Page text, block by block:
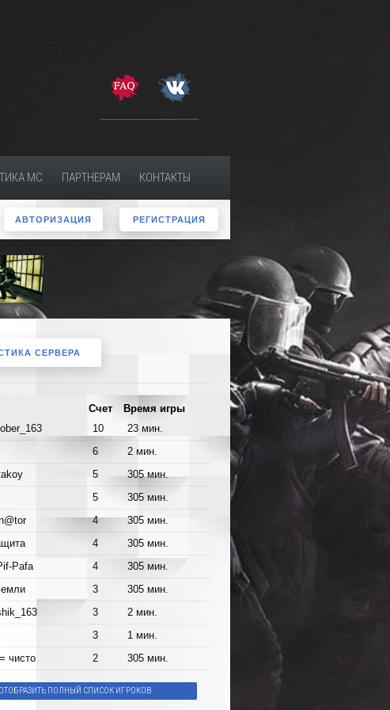
МС ПАРТНЕРАМ КОНТАКТЫ
АВТОРИЗАЦИЯ РЕГИСТРАЦИЯ
СЕРВЕРА
Счет
Время игры
10 23 мин.
6 2 мин.
5 305 мин.
5 305 мин.
4 305 мин.
4 305 мин.
Pafa 4 305 мин.
3 305 мин.
3 2 мин.
3 1 мин.
чисто 2 305 мин.
ОТОБРАЗИТЬ ПОЛНЫЙ СПИСОК ИГРОКОВ